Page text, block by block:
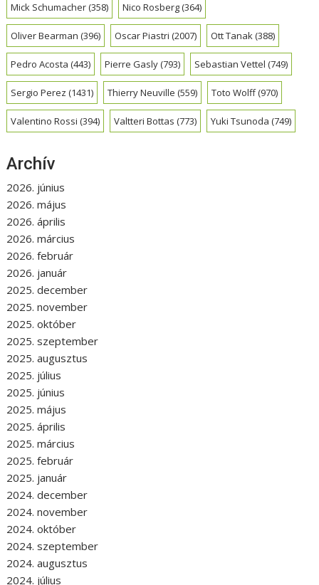
Mick Schumacher(358) Nico Rosberg(364)
Oliver Bearman (396) Oscar Piastri (2007) Ott Tanak(388)
Pedro Acosta (443) Pierre Gasly(793) Sebastian Vettel (749)
Sergio Perez (1431) Thierry Neuville (559) Toto Wolff(970)
Valentino Rossi (394) Valtteri Bottas (773) Yuki Tsunoda (749)
Archív
2026. június
2026. május
2026. április
2026. március
2026. február
2026. január
2025. december
2025. november
2025. október
2025. szeptember
2025. augusztus
2025. július
2025. június
2025. május
2025. április
2025. március
2025. február
2025. január
2024. december
2024. november
2024. október
2024. szeptember
2024. augusztus
2024. július